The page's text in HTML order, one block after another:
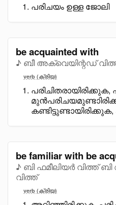
പരിചയം ഉള്ള ജോലി
be acquainted with
♪ ബീ അക്വെയിന്റഡ്
verb (ക്രിയ)
be familiar with be
♪ ബി ഫമീലിയർ വിത്ത്
വിത്ത്
verb (ക്രിയ)